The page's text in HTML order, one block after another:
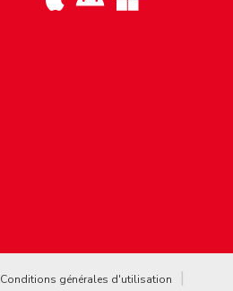
Conditions générales d'utilisation